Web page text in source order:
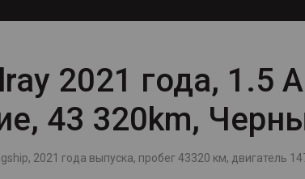
2021 года, 1.5
43 320km,
2021 года выпуска, пробег 43320 км, двигатель